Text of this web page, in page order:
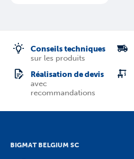
Conseils techniques
sur les produits
Réalisation de devis
avec
recommandations
BIGMAT BELGIUM SC